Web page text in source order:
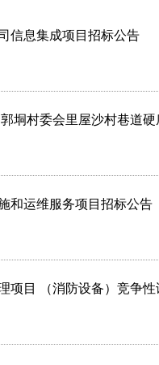
信息集成项目招标公告
垌村委会里屋沙村巷道
和运维服务项目招标公告
项目 （消防设备）竞争